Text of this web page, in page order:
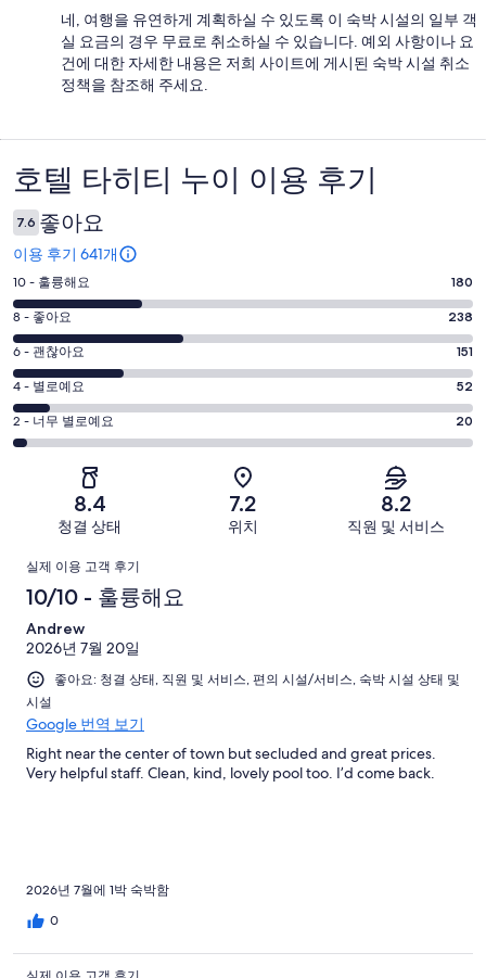
네, 여행을 유연하게 계획하실 수 있도록 이 숙박 시설의 일부 객
실 요금의 경우 무료로 취소하실 수 있습니다. 예외 사항이나 요
건에 대한 자세한 내용은 저희 사이트에 게시된 숙박 시설 취소
정책을 참조해 주세요.
이
용
후
기
호텔 타히티 누이 이용 후기
7.6 좋아요
이용 후기 641개
평
점
10
-
훌
륭
해
요.
후
기
180
개
10 - 훌륭해요 180
평
점
8
-
좋
아
후
중
238
개
8 - 좋아요 238
평
점
6
-
괜
개
이
후
기
중
151
개
6 - 괜찮아요 151
평
점
4
641
개
이
용
후
중
52
개
4 - 별로예요 52
평
점
별
로
요.
641
개
이
용
후
기
2 - 너무 별로예요 20
8.4
청결 상태
7.2
위치
8.2
직원 및 서비스
이
용
후
기
실제 이용 고객 후기
10/10 - 훌륭해요
Andrew
2026년 7월 20일
좋아요: 청결 상태, 직원 및 서비스, 편의 시설/서비스, 숙박 시설 상태 및
시설
Google 번역 보기
Right near the center of town but secluded and great prices.
Very helpful staff. Clean, kind, lovely pool too. I’d come back.
2026년 7월에 1박 숙박함
0